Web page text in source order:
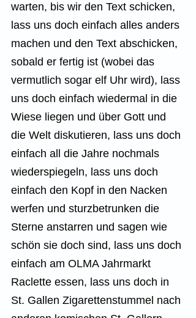
warten, bis wir den Text schicken,
lass uns doch einfach alles anders
machen und den Text abschicken,
sobald er fertig ist (wobei das
vermutlich sogar elf Uhr wird), lass
uns doch einfach wiedermal in die
Wiese liegen und über Gott und
die Welt diskutieren, lass uns doch
einfach all die Jahre nochmals
wiederspiegeln, lass uns doch
einfach den Kopf in den Nacken
werfen und sturzbetrunken die
Sterne anstarren und sagen wie
schön sie doch sind, lass uns doch
einfach am OLMA Jahrmarkt
Raclette essen, lass uns doch in
St. Gallen Zigarettenstummel nach